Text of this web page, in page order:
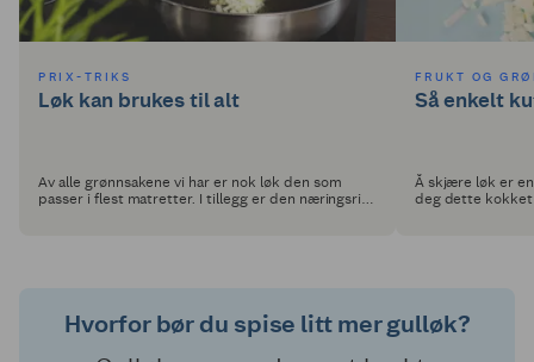
PRIX-TRIKS
Løk kan brukes til alt
Av alle grønnsakene vi har er nok løk den som
passer i flest matretter. I tillegg er den næringsrik
FRUKT OG
Så enkelt
Å skjære løk er
deg dette
Hvorfor bør du spise litt mer gulløk?